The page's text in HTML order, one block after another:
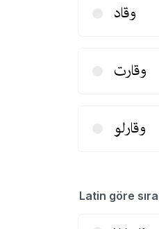
وقاد
وقارت
وقارلو
Latin göre